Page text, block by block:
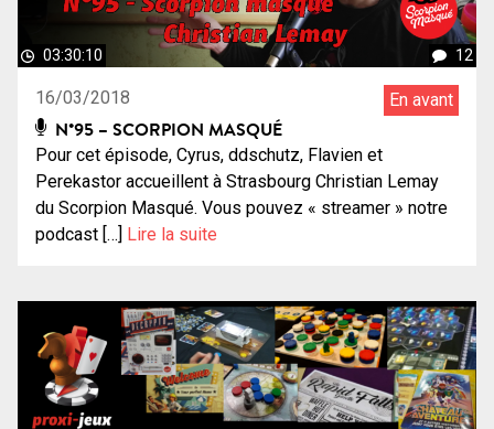
03:30:10 12
16/03/2018 En avant
N°95 – SCORPION MASQUÉ
Pour cet épisode, Cyrus, ddschutz, Flavien et
Perekastor accueillent à Strasbourg Christian Lemay
du Scorpion Masqué. Vous pouvez « streamer » notre
podcast […] Lire la suite